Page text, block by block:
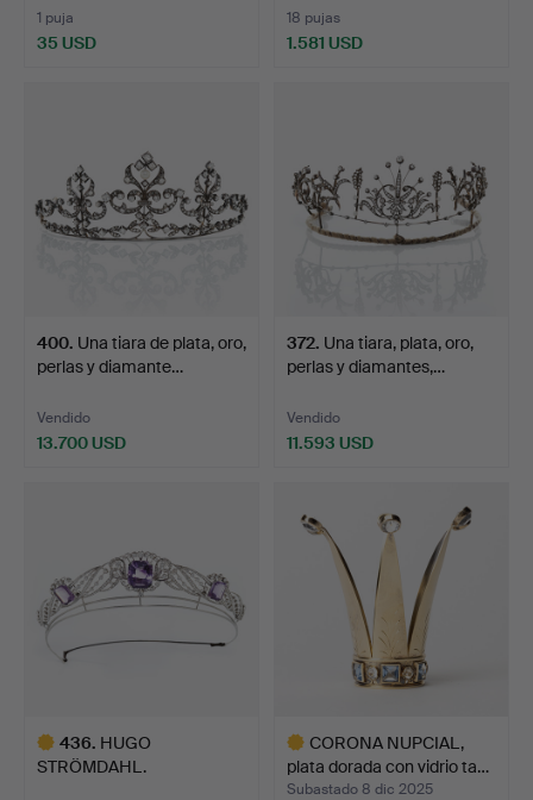
1 puja
35 USD
18 pujas
1.581 USD
400. Una tiara de plata, oro,
perlas y diamante…
Vendido
13.700 USD
372. Una tiara, plata, oro,
perlas y diamantes,…
Vendido
11.593 USD
436. HUGO
STRÖMDAHL.
CORONA NUPCIAL,
plata dorada con vidrio ta…
Subastado 8 dic 2025